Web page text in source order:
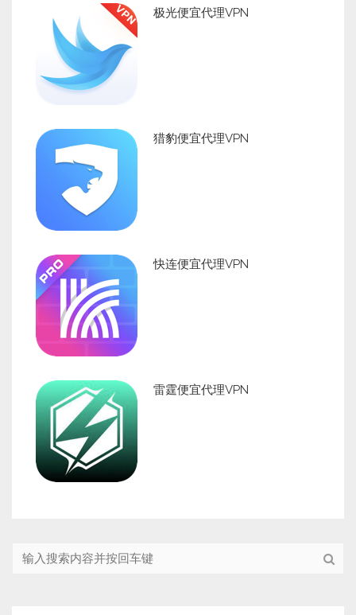
极光便宜代理VPN
猎豹便宜代理VPN
快连便宜代理VPN
雷霆便宜代理VPN